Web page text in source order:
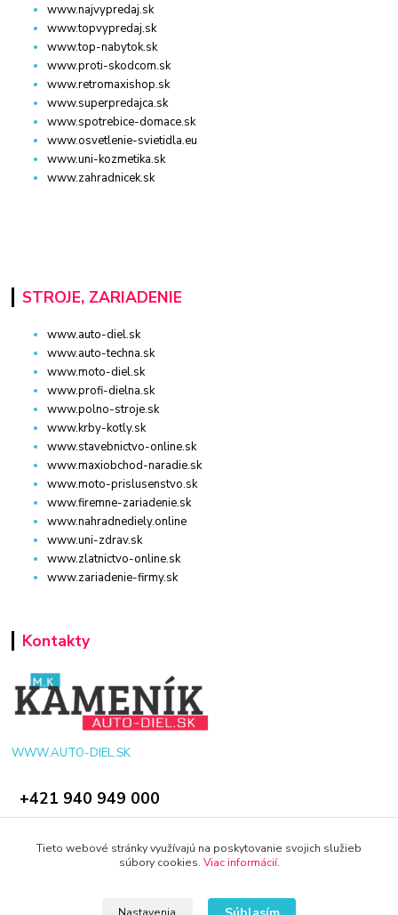
www.najvypredaj.sk
www.topvypredaj.sk
www.top-nabytok.sk
www.proti-skodcom.sk
www.retromaxishop.sk
www.superpredajca.sk
www.spotrebice-domace.sk
www.osvetlenie-svietidla.eu
www.uni-kozmetika.sk
www.zahradnicek.sk
STROJE, ZARIADENIE
www.auto-diel.sk
www.auto-techna.sk
www.moto-diel.sk
www.profi-dielna.sk
www.polno-stroje.sk
www.krby-kotly.sk
www.stavebnictvo-online.sk
www.maxiobchod-naradie.sk
www.moto-prislusenstvo.sk
www.firemne-zariadenie.sk
www.nahradnediely.online
www.uni-zdrav.sk
www.zlatnictvo-online.sk
www.zariadenie-firmy.sk
Kontakty
WWW.AUTO-DIEL.SK
+421 940 949 000
Tieto webové stránky využívajú na poskytovanie svojich služieb
súbory cookies. Viac informácií.